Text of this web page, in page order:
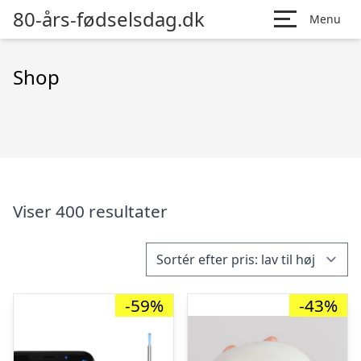
80-års-fødselsdag.dk Menu
Shop
Viser 400 resultater
-59% -43%